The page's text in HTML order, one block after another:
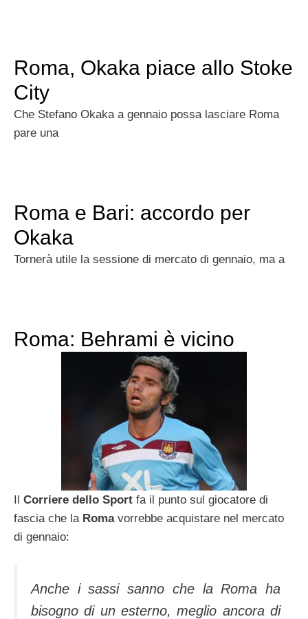
Roma, Okaka piace allo Stoke
City
Che Stefano Okaka a gennaio possa lasciare Roma
pare una
Roma e Bari: accordo per
Okaka
Tornerà utile la sessione di mercato di gennaio, ma a
Roma: Behrami è vicino
Corriere dello Sport fa il punto sul giocatore di
fascia che la Romavorrebbe acquistare nel mercato
di gennaio:
Anche i sassi sanno che la Roma ha
bisogno di un esterno, meglio ancora di